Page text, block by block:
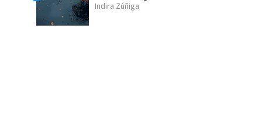
Indira Zúñiga